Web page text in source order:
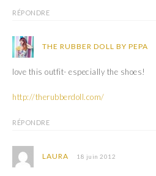
RÉPONDRE
THE RUBBER DOLL BY PEPA
love this outfit- especially the shoes!
http://therubberdoll.com/
RÉPONDRE
LAURA 18 juin 2012